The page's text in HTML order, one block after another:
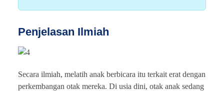
Penjelasan Ilmiah
Secara ilmiah, melatih anak berbicara itu terkait erat dengan
perkembangan otak mereka. Di usia dini, otak anak sedang